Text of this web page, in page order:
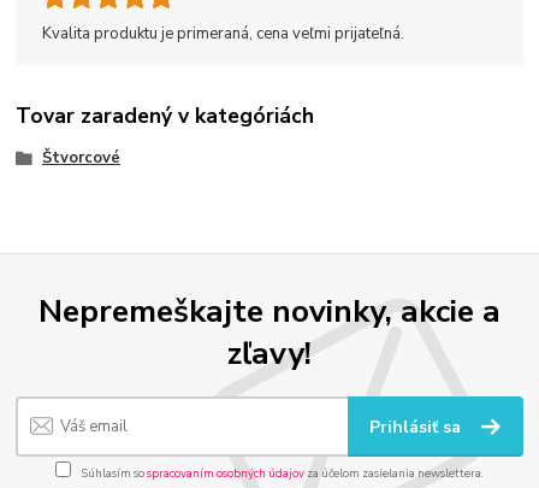
Kvalita produktu je primeraná, cena veľmi prijateľná.
Tovar zaradený v kategóriách
Štvorcové
Nepremeškajte novinky, akcie a
zľavy!
Prihlásiť sa
Súhlasím sospracovaním osobných údajov za účelom zasielania newslettera.